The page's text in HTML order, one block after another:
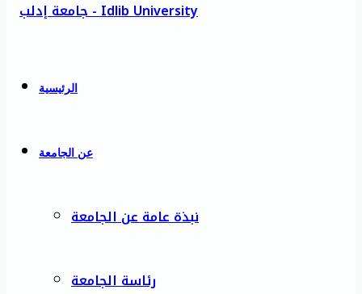
الرئيسية
عن الجامعة
نبذة عامة عن الجامعة
رئاسة الجامعة